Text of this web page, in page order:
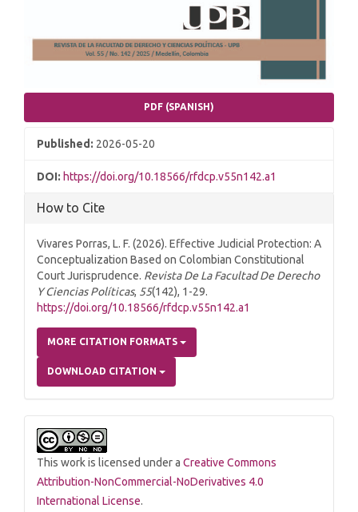
PDF (SPANISH)
Published: 2026-05-20
DOI: https://doi.org/10.18566/rfdcp.v55n142.a1
How to Cite
Vivares Porras, L. F. (2026). Effective Judicial Protection: A
Conceptualization Based on Colombian Constitutional
Court Jurisprudence. Revista De La Facultad De Derecho
Y Ciencias Políticas, 55(142), 1-29.
https://doi.org/10.18566/rfdcp.v55n142.a1
MORE CITATION FORMATS
DOWNLOAD CITATION
This work is licensed under a Creative Commons
Attribution-NonCommercial-NoDerivatives 4.0
International License.